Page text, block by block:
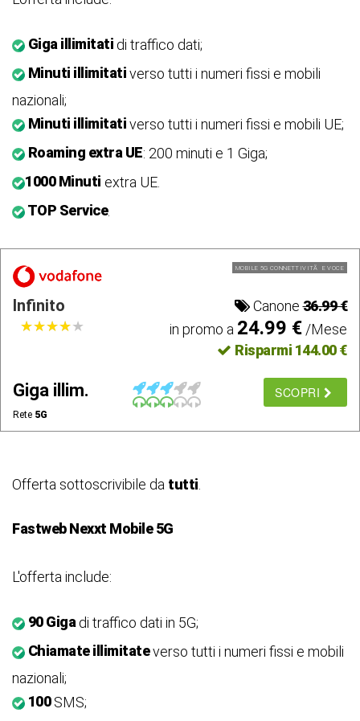
Giga illimitati di traffico dati;
Minuti illimitativerso tutti i numeri fissi e mobili
nazionali;
Minuti illimitativerso tutti i numeri fissi e mobili UE;
Roaming extra UE: 200 minuti e 1 Giga;
1000 Minuti extra UE.
TOP Service.
MOBILE 5G CONNETTIVITÃ E VOCE
Infinito Canone36.99 €
★★★★★
★★★★★ in promo a 24.99 €/Mese
Risparmi 144.00 €
Giga illim.
Rete 5G
SCOPRI
Offerta sottoscrivibile da tutti
Fastweb Nexxt Mobile 5G
L'offerta include:
90 Gigadi traffico dati in 5G;
Chiamate illimitateverso tutti i numeri fissi e mobili
nazionali;
100SMS;